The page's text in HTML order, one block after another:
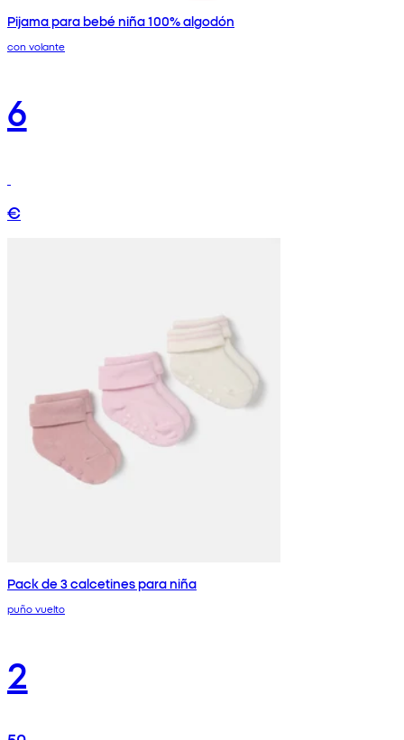
Pijama para bebé niña 100% algodón
con volante
6
€
Pack de 3 calcetines para niña
puño vuelto
2